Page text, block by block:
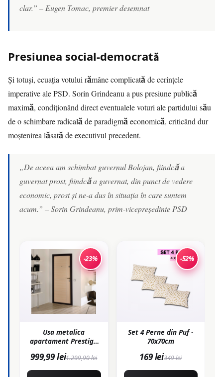
clar.” – Eugen Tomac, premier desemnat
Presiunea social-democrată
Și totuși, ecuația votului rămâne complicată de cerințele
imperative ale PSD. Sorin Grindeanu a pus presiune publică
maximă, condiționând direct eventualele voturi ale partidului său
de o schimbare radicală de paradigmă economică, criticând dur
moștenirea lăsată de executivul precedent.
„De aceea am schimbat guvernul Bolojan, fiindcă a
guvernat prost, fiindcă a guvernat, din punct de vedere
economic, prost și ne-a dus în situația în care suntem
acum.” – Sorin Grindeanu, prim-vicepreședinte PSD
-23%
Usa metalica
apartament Prestige
stanga
999,99 lei1.299,90 lei
-52%
Set 4 Perne din Puf -
70x70cm
169 lei349 lei